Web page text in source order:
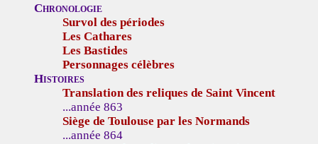
Chronologie
Survol des périodes
Les Cathares
Les Bastides
Personnages célèbres
Histoires
Translation des reliques de Saint Vincent
...année 863
Siège de Toulouse par les Normands
...année 864